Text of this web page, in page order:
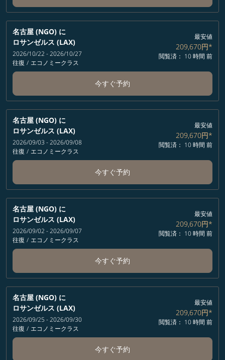
名古屋 (NGO) に
ロサンゼルス (LAX)
2026/10/22 - 2026/10/27
往復 / エコノミークラス
最安値
209,670円*
閲覧済： 10 時間 前
今すぐ予約
名古屋 (NGO) に
ロサンゼルス (LAX)
2026/09/03 - 2026/09/08
往復 / エコノミークラス
最安値
209,670円*
閲覧済： 10 時間 前
今すぐ予約
名古屋 (NGO) に
ロサンゼルス (LAX)
2026/09/02 - 2026/09/07
往復 / エコノミークラス
最安値
209,670円*
閲覧済： 10 時間 前
今すぐ予約
名古屋 (NGO) に
ロサンゼルス (LAX)
2026/09/25 - 2026/09/30
往復 / エコノミークラス
最安値
209,670円*
閲覧済： 10 時間 前
今すぐ予約